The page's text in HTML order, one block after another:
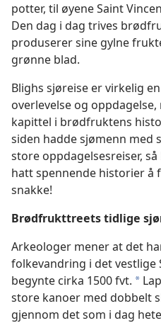
potter, til øyene Saint
Den dag i dag trives
produserer sine gylne
grønne blad.
Blighs sjøreise er virkelig
overlevelse og
kapittel i brødfruktens
siden hadde sjømenn
store oppdagelsesreiser,
hatt spennende historier å
snakke!
Brødfrukttreets tidlige
Arkeologer mener at det
folkevandring i det vestlige
begynte cirka 1500 fvt. *
store kanoer med dobbelt
gjennom det som i dag